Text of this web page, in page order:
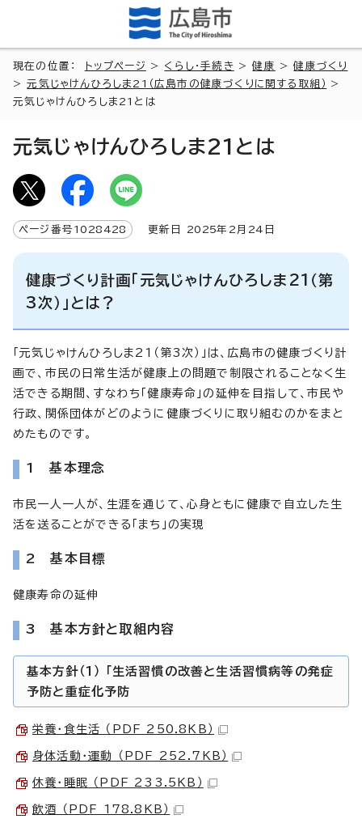
現在の位置： トップページ > くらし・手続き >健康 >健康づくり
>元気じゃけんひろしま21（広島市の健康づくりに関する取組）
>
元気じゃけんひろしま21とは
元気じゃけんひろしま21とは
ページ番号 1028428 更新日 2025年2月 24 日
健康づくり計画「元気じゃけんひろしま21（第
3次）」とは？
「元気じゃけんひろしま21（第3次）」は、広島市の健康づくり計
画で、市民の日常生活が健康上の問題で制限されることなく生
活できる期間、すなわち「健康寿命」の延伸を目指して、市民や
行政、関係団体がどのように健康づくりに取り組むのかをまと
めたものです。
1 基本理念
市民一人一人が、生涯を通じて、心身ともに健康で自立した生
活を送ることができる「まち」の実現
2 基本目標
健康寿命の延伸
3 基本方針と取組内容
基本方針（1） 「生活習慣の改善と生活習慣病等の発症
予防と重症化予防
栄養・食生活 （PDF 250.8KB）
身体活動・運動 （PDF 252.7KB）
休養・睡眠 （PDF 233.5KB）
飲酒 （PDF 178.8KB）